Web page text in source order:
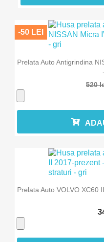
Prelata Auto Antigrindina
520
-50 LEI
Prelata Auto VOLVO XC60